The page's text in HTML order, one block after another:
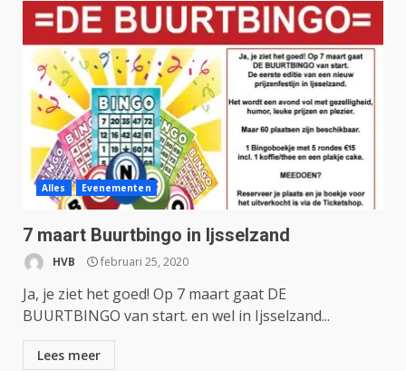
Alles Evenementen
7 maart Buurtbingo in Ijsselzand
HVB februari 25, 2020
Ja, je ziet het goed! Op 7 maart gaat DE
BUURTBINGO van start. en wel in Ijsselzand...
Lees meer